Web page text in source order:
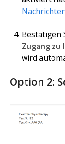
Bestätigen
Zugang zu
wird
Option 2: